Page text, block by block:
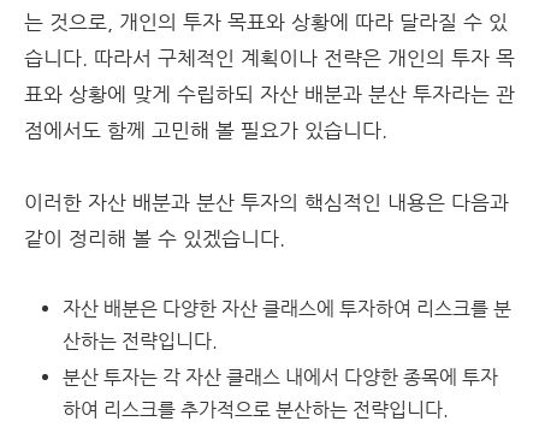
는 것으로, 개인의 투자 목표와 상황에 따라 달라질 수 있
습니다. 따라서 구체적인 계획이나 전략은 개인의 투자 목
표와 상황에 맞게 수립하되 자산 배분과 분산 투자라는 관
점에서도 함께 고민해 볼 필요가 있습니다.
이러한 자산 배분과 분산 투자의 핵심적인 내용은 다음과
같이 정리해 볼 수 있겠습니다.
자산 배분은 다양한 자산 클래스에 투자하여 리스크를 분
산하는 전략입니다.
분산 투자는 각 자산 클래스 내에서 다양한 종목에 투자
하여 리스크를 추가적으로 분산하는 전략입니다.